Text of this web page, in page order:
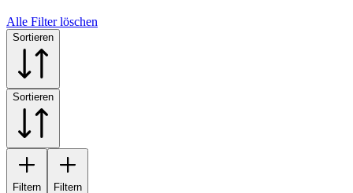
Alle Filter löschen
Sortieren
Sortieren
Filtern Filtern